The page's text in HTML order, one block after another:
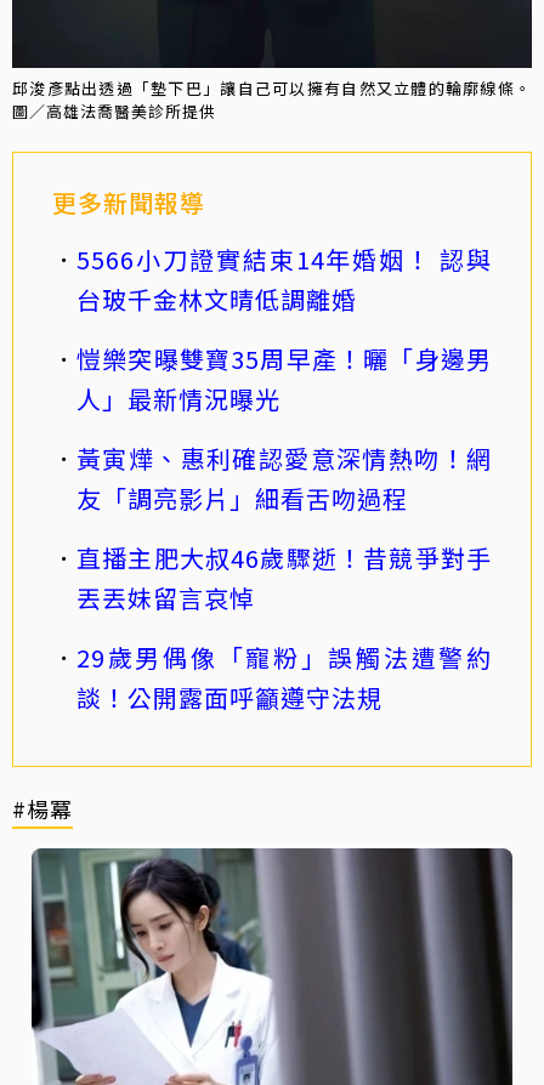
邱浚彥點出透過「墊下巴」讓自己可以擁有自然又立體的輪廓線條。
圖／高雄法喬醫美診所提供
更多新聞報導
5566小刀證實結束14年婚姻！ 認與
台玻千金林文晴低調離婚
愷樂突曝雙寶35周早產！曬「身邊男
人」最新情況曝光
黃寅燁、惠利確認愛意深情熱吻！網
友「調亮影片」細看舌吻過程
直播主肥大叔46歲驟逝！昔競爭對手
丟丟妹留言哀悼
29歲男偶像「寵粉」誤觸法遭警約
談！公開露面呼籲遵守法規
#楊冪